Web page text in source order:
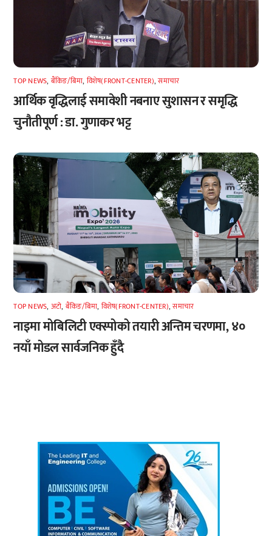
TOP NEWS, बैंकिङ/बिमा, विशेष(FRONT-CENTER),समाचार
आर्थिक वृद्धिलाई समावेशी नबनाए सुशासन र समृद्धि
चुनौतीपूर्ण : डा. गुणाकर भट्ट
TOP NEWS, अटाे, बैंकिङ/बिमा, विशेष(FRONT-CENTER),समाचार
नाइमा मोबिलिटी एक्स्पोको तयारी अन्तिम चरणमा, ४०
नयाँ मोडल सार्वजनिक हुँदै